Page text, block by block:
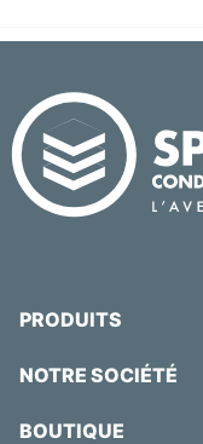
PRODUITS
NOTRE SOCIÉTÉ
BOUTIQUE